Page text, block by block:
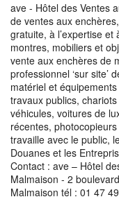
ave - Hôtel des Ventes
de ventes aux
gratuite, à l’expertise et
montres, mobiliers et
vente aux enchères de
professionnel ‘sur site’
matériel et
travaux publics,
véhicules, voitures de
récentes,
travaille avec le public,
Douanes et les
Contact : ave – Hôtel
Malmaison - 2
Malmaison tél : 01 47